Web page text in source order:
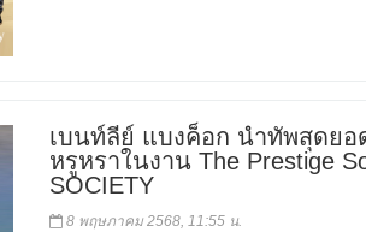
เบนท์ลีย์ แบงค็อก นำทัพสุดยอ
หรูหราในงาน The Prestige
SOCIETY
8 พฤษภาคม 2568, 11:55 น.